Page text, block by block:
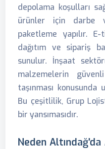
depolama koşulları
ürünler için darbe
paketleme yapılır.
dağıtım ve sipariş
sunulur. İnşaat
malzemelerin
taşınması
Bu çeşitlilik, Grup
bir yansımasıdır.
Neden